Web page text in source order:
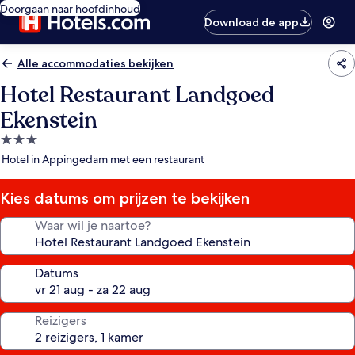
Doorgaan naar hoofdinhoud
Download de app
Alle accommodaties bekijken
Hotel Restaurant Landgoed
Ekenstein
3.0-
sterrenaccommodatie
Hotel in Appingedam met een restaurant
Kies datums om prijzen te bekijken
Waar wil je naartoe?
Datums
Reizigers